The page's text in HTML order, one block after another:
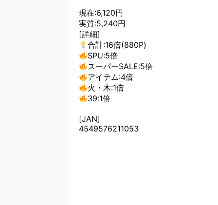
現在:6,120円
実質:5,240円
[詳細]
合計:16倍(880P)
SPU:5倍
スーパーSALE:5倍
アイテム:4倍
火・木:1倍
39:1倍
[JAN]
4549576211053